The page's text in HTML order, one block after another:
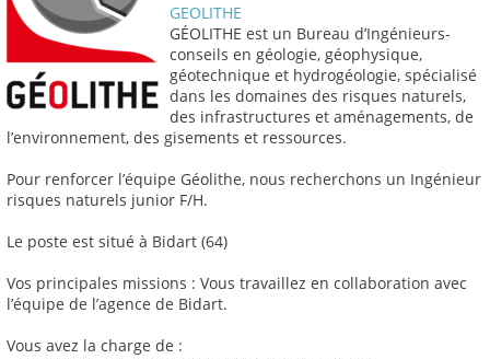
GEOLITHE
GÉOLITHE est un Bureau d’Ingénieurs-
conseils en géologie, géophysique,
géotechnique et hydrogéologie, spécialisé
dans les domaines des risques naturels,
des infrastructures et aménagements, de
l’environnement, des gisements et ressources.
Pour renforcer l’équipe Géolithe, nous recherchons un Ingénieur
risques naturels junior F/H.
Le poste est situé à Bidart (64)
Vos principales missions : Vous travaillez en collaboration avec
l’équipe de l’agence de Bidart.
Vous avez la charge de :